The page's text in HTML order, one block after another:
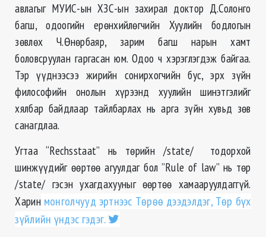
авлагыг МУИС-ын ХЗС-ын захирал доктор Д.Солонго
багш, одоогийн ерөнхийлөгчийн Хуулийн бодлогын
зөвлөх Ч.Өнөрбаяр, зарим багш нарын хамт
боловсруулан гаргасан юм. Одоо ч хэрэглэгдэж байгаа.
Тэр үүднээсээ жирийн сонирхогчийн бус, эрх зүйн
философийн онолын хүрээнд хуулийн шинэтгэлийг
хялбар байдлаар тайлбарлах нь арга зүйн хувьд зөв
санагдлаа.
Угтаа “Rechsstaat” нь төрийн /state/ тодорхой
шинжүүдийг өөртөө агуулдаг бол ”Rule of law” нь төр
/state/ гэсэн ухагдахууныг өөртөө хамааруулдаггүй.
Харинмонголчууд эртнээс Төрөө дээдэлдэг, Төр бүх
зүйлийн үндэс гэдэг.